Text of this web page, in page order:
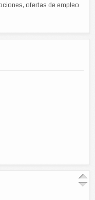
ofertas de empleo